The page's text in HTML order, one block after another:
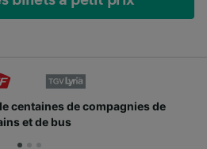
centaines de compagnies de
et de bus